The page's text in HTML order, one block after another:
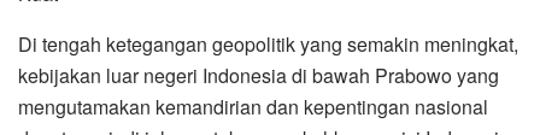
Di tengah ketegangan geopolitik yang semakin meningkat,
kebijakan luar negeri Indonesia di bawah Prabowo yang
mengutamakan kemandirian dan kepentingan nasional